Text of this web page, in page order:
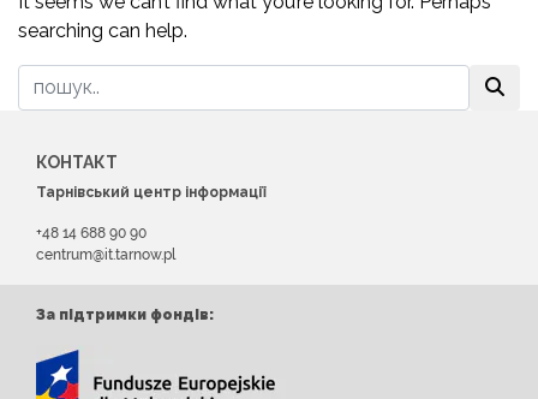
searching can help.
КОНТАКТ
Тарнівський центр інформації
+48 14 688 90 90
centrum@it.tarnow.pl
За підтримки фондів: